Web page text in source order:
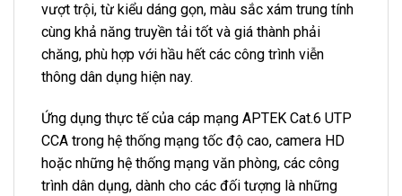
vượt trội, từ kiểu dáng gọn, màu sắc xám trung tính
cùng khả năng truyền tải tốt và giá thành phải
chăng, phù hợp với hầu hết các công trình viễn
thông dân dụng hiện nay.
Ứng dụng thực tế của cáp mạng APTEK Cat.6 UTP
CCA trong hệ thống mạng tốc độ cao, camera HD
hoặc những hệ thống mạng văn phòng, các công
trình dân dụng, dành cho các đối tượng là những